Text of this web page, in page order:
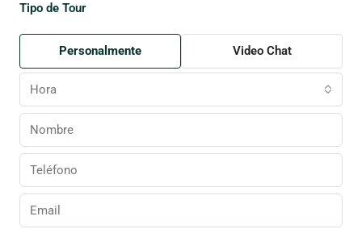
Tipo de Tour
Personalmente Video Chat
Hora